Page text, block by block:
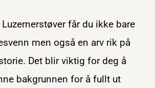
får du ikke bare
men også en arv rik på
Det blir viktig for deg å
bakgrunnen for å fullt ut